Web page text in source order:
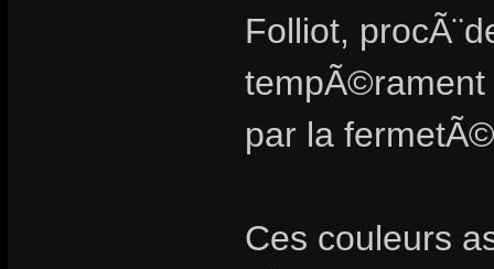
Folliot,
par la
Ces couleurs